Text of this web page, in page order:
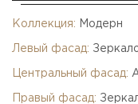
Коллекция: Модерн
Левый фасад:
Центральный фасад:
Правый фасад: